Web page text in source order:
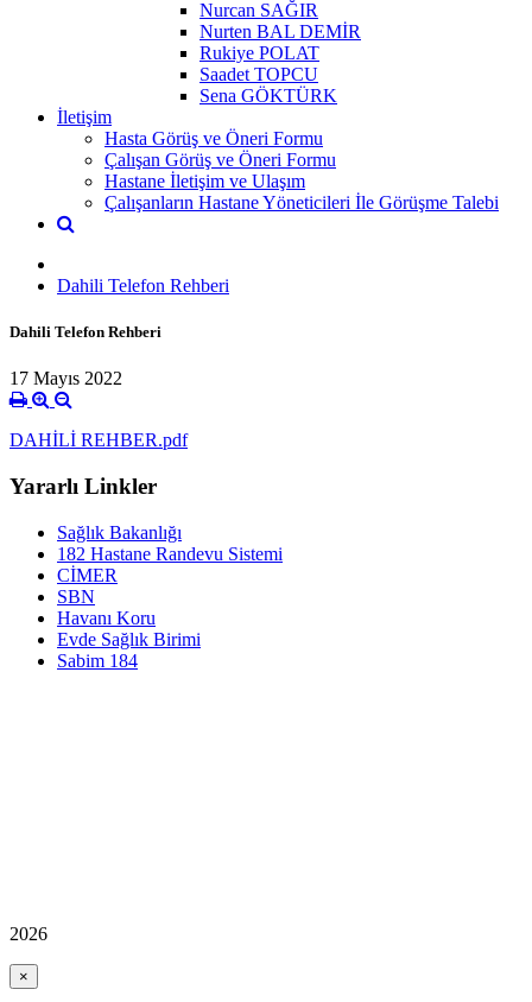
Nurcan SAĞIR
Nurten BAL DEMİR
Rukiye POLAT
Saadet TOPCU
Sena GÖKTÜRK
İletişim
Hasta Görüş ve Öneri Formu
Çalışan Görüş ve Öneri Formu
Hastane İletişim ve Ulaşım
Çalışanların Hastane Yöneticileri İle Görüşme Talebi
Dahili Telefon Rehberi
Dahili Telefon Rehberi
17 Mayıs 2022
DAHİLİ REHBER.pdf
Yararlı Linkler
Sağlık Bakanlığı
182 Hastane Randevu Sistemi
CİMER
SBN
Havanı Koru
Evde Sağlık Birimi
Sabim 184
2026
×